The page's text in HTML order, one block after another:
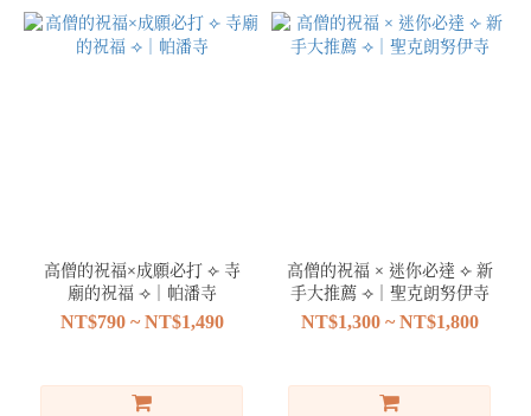
高僧的祝福×成願必打 ⟣ 寺
廟的祝福 ⟢｜帕潘寺
NT$790 ~ NT$1,490
高僧的祝福 × 迷你必達 ⟣ 新
手大推薦 ⟢｜聖克朗努伊寺
NT$1,300 ~ NT$1,800